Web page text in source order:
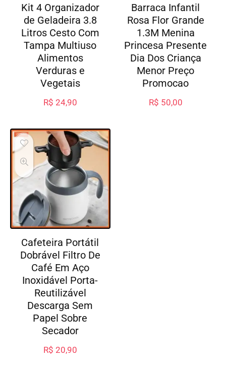
Kit 4 Organizador
de Geladeira 3.8
Litros Cesto Com
Tampa Multiuso
Alimentos
Verduras e
Vegetais
R$ 24,90
Barraca Infantil
Rosa Flor Grande
1.3M Menina
Princesa Presente
Dia Dos Criança
Menor Preço
Promocao
R$ 50,00
Cafeteira Portátil
Dobrável Filtro De
Café Em Aço
Inoxidável Porta-
Reutilizável
Descarga Sem
Papel Sobre
Secador
R$ 20,90